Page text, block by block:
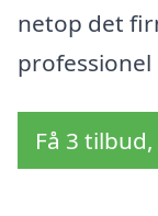
netop det
Få 3